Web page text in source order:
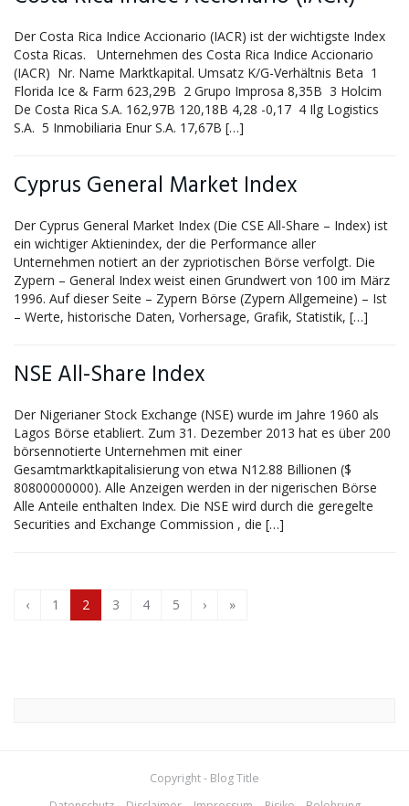
Der Costa Rica Indice Accionario (IACR) ist der wichtigste Index
Costa Ricas. Unternehmen des Costa Rica Indice Accionario
(IACR) Nr. Name Marktkapital. Umsatz K/G-Verhältnis Beta 1
Florida Ice & Farm 623,29B 2 Grupo Improsa 8,35B 3 Holcim
De Costa Rica S.A. 162,97B 120,18B 4,28 -0,17 4 Ilg Logistics
S.A. 5 Inmobiliaria Enur S.A. 17,67B […]
Cyprus General Market Index
Der Cyprus General Market Index (Die CSE All-Share – Index) ist
ein wichtiger Aktienindex, der die Performance aller
Unternehmen notiert an der zypriotischen Börse verfolgt. Die
Zypern – General Index weist einen Grundwert von 100 im März
1996. Auf dieser Seite – Zypern Börse (Zypern Allgemeine) – Ist
– Werte, historische Daten, Vorhersage, Grafik, Statistik, […]
NSE All-Share Index
Der Nigerianer Stock Exchange (NSE) wurde im Jahre 1960 als
Lagos Börse etabliert. Zum 31. Dezember 2013 hat es über 200
börsennotierte Unternehmen mit einer
Gesamtmarktkapitalisierung von etwa N12.88 Billionen ($
80800000000). Alle Anzeigen werden in der nigerischen Börse
Alle Anteile enthalten Index. Die NSE wird durch die geregelte
Securities and Exchange Commission , die […]
‹ 1 2 3 4 5 › »
Copyright - Blog Title